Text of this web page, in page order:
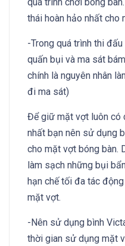
thái hoàn hảo nhất
-Trong quá trình thi
quấn bụi và ma sát
chính là nguyên nhân
đi ma sát)
Để giữ mặt vợt luôn có
nhất bạn nên sử dụng
cho mặt vợt bóng bàn.
làm sạch những bụi
hạn chế tối đa tác
mặt vợt.
-Nên sử dụng bình
thời gian sử dụng mặt